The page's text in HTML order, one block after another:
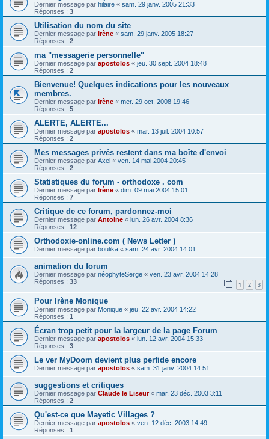
Dernier message par hilaire « sam. 29 janv. 2005 21:33
Réponses : 3
Utilisation du nom du site
Dernier message par Irène « sam. 29 janv. 2005 18:27
Réponses : 2
ma "messagerie personnelle"
Dernier message par apostolos « jeu. 30 sept. 2004 18:48
Réponses : 2
Bienvenue! Quelques indications pour les nouveaux
membres.
Dernier message par Irène « mer. 29 oct. 2008 19:46
Réponses : 5
ALERTE, ALERTE...
Dernier message par apostolos « mar. 13 juil. 2004 10:57
Réponses : 2
Mes messages privés restent dans ma boîte d'envoi
Dernier message par Axel « ven. 14 mai 2004 20:45
Réponses : 2
Statistiques du forum - orthodoxe . com
Dernier message par Irène « dim. 09 mai 2004 15:01
Réponses : 7
Critique de ce forum, pardonnez-moi
Dernier message par Antoine « lun. 26 avr. 2004 8:36
Réponses : 12
Orthodoxie-online.com ( News Letter )
Dernier message par boulika « sam. 24 avr. 2004 14:01
animation du forum
Dernier message par néophyteSerge « ven. 23 avr. 2004 14:28
Réponses : 33 1 2 3
Pour Irène Monique
Dernier message par Monique « jeu. 22 avr. 2004 14:22
Réponses : 1
Écran trop petit pour la largeur de la page Forum
Dernier message par apostolos « lun. 12 avr. 2004 15:33
Réponses : 3
Le ver MyDoom devient plus perfide encore
Dernier message par apostolos « sam. 31 janv. 2004 14:51
suggestions et critiques
Dernier message par Claude le Liseur« mar. 23 déc. 2003 3:11
Réponses : 2
Qu'est-ce que Mayetic Villages ?
Dernier message par apostolos « ven. 12 déc. 2003 14:49
Réponses : 1